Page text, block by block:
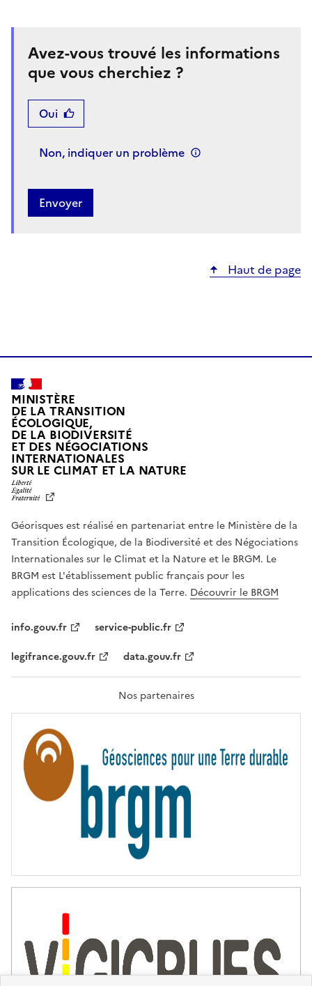
Avez-vous trouvé les informations
que vous cherchiez ?
Oui
Non, indiquer un problème
Haut de page
MINISTÈRE
DE LA TRANSITION
ÉCOLOGIQUE,
DE LA BIODIVERSITÉ
ET DES NÉGOCIATIONS
INTERNATIONALES
SUR LE CLIMAT ET LA NATUREL
T
É
,
É
G
A
L
F
A
T
R
T
É
Géorisques est réalisé en partenariat entre le Ministère de la
Transition Écologique, de la Biodiversité et des Négociations
Internationales sur le Climat et la Nature et le BRGM. Le
BRGM est L'établissement public français pour les
applications des sciences de la Terre. Découvrir le BRGM
info.gouv.fr
service-public.fr
legifrance.gouv.fr
data.gouv.fr
Nos partenaires